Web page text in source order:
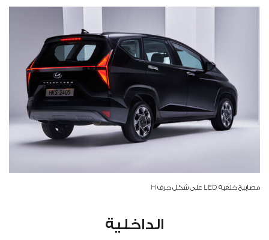
مصابيح خلفية LED على شكل حرف H
الداخلية